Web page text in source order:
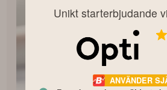
Unikt starterbjudande
ANVÄNDER